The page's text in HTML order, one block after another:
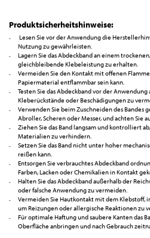
Produktsicherheitshinweise:
Lesen Sie vor der Anwendung die
Nutzung zu gewährleisten.
Lagern Sie das Abdeckband an einem
gleichbleibende Klebeleistung zu erhalten.
Vermeiden Sie den Kontakt mit offenen
Papiermaterial entflammbar sein kann.
Testen Sie das Abdeckband vor der
Kleberückstände oder Beschädigungen zu
Verwenden Sie beim Zuschneiden des Bandes
Abroller, Scheren oder Messer, und achten Sie
Ziehen Sie das Band langsam und kontrolliert
Materialien zu verhindern.
Setzen Sie das Band nicht unter hoher
reißen kann.
Entsorgen Sie verbrauchtes Abdeckband
Farben, Lacken oder Chemikalien in Kontakt
Halten Sie das Abdeckband außerhalb der
oder falsche Anwendung zu vermeiden.
Vermeiden Sie Hautkontakt mit dem Klebstoff,
um Reizungen oder allergische Reaktionen zu
Für optimale Haftung und saubere Kanten das
Oberfläche anbringen und nach Gebrauch